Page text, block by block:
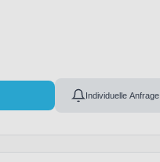
Individuelle Anfrage